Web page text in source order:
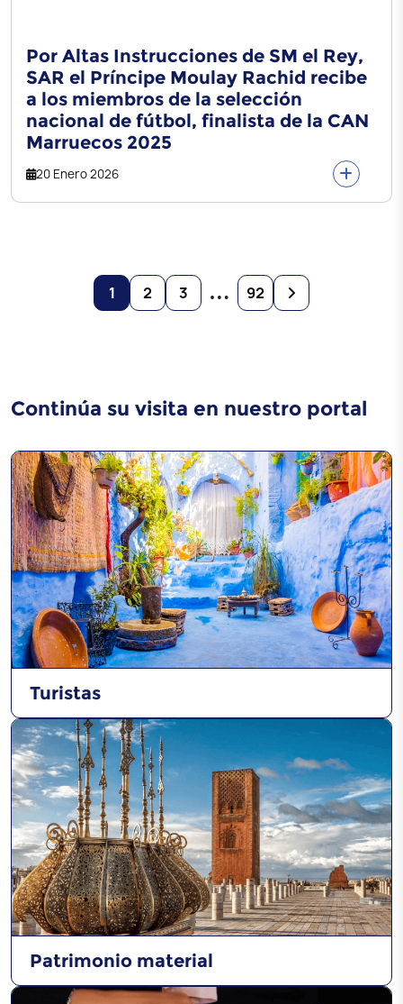
Por Altas Instrucciones de SM el Rey,
SAR el Príncipe Moulay Rachid recibe
a los miembros de la selección
nacional de fútbol, finalista de la CAN
Marruecos 2025
20 Enero 2026
1 2 3 … 92
Continúa su visita en nuestro portal
Turistas
Patrimonio material